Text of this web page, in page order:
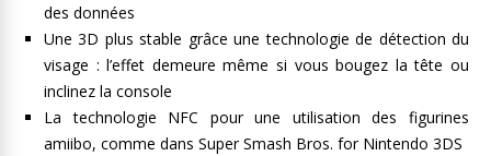
des données
Une 3D plus stable grâce une technologie de détection du
visage : l’effet demeure même si vous bougez la tête ou
inclinez la console
La technologie NFC pour une utilisation des figurines
amiibo, comme dans Super Smash Bros. for Nintendo 3DS